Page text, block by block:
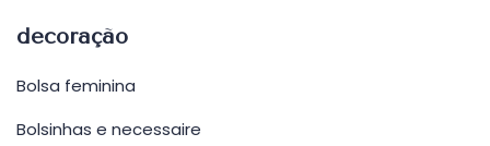
decoração
Bolsa feminina
Bolsinhas e necessaire